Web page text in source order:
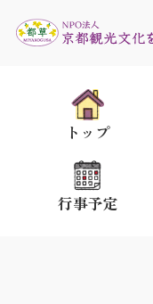
トップ
行事予定